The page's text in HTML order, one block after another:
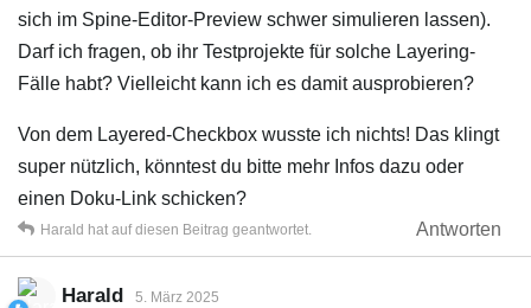
sich im Spine-Editor-Preview schwer simulieren lassen).
Darf ich fragen, ob ihr Testprojekte für solche Layering-
Fälle habt? Vielleicht kann ich es damit ausprobieren?
Von dem Layered-Checkbox wusste ich nichts! Das klingt
super nützlich, könntest du bitte mehr Infos dazu oder
einen Doku-Link schicken?
Antworten
Harald hat auf diesen Beitrag geantwortet.
Harald 5. März 2025